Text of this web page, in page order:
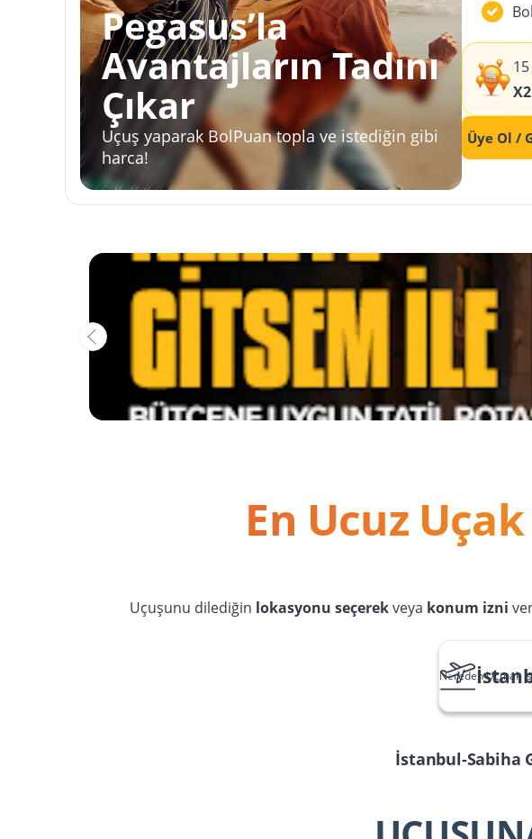
Pegasus’la
Avantajların Tadını
Çıkar
Uçuş yaparak BolPuan topla ve istediğin gibi
harca!
Üye Ol /
En Ucuz
Uçuşunu dilediğin lokasyonu seçerekveya konum izni
Nereden Uçmak
İstanbul-Sabiha